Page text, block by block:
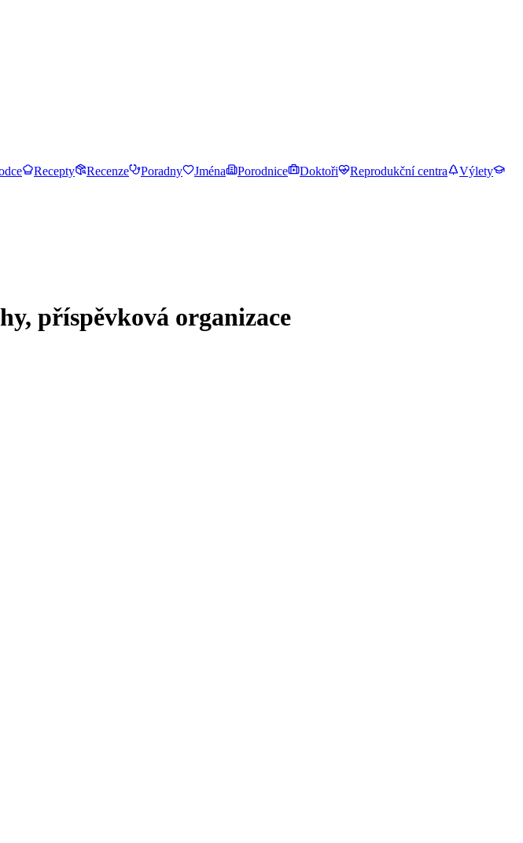
Recepty Recenze Poradny Jména Porodnice Doktoři Reprodukční centra
Výlety
příspěvková organizace